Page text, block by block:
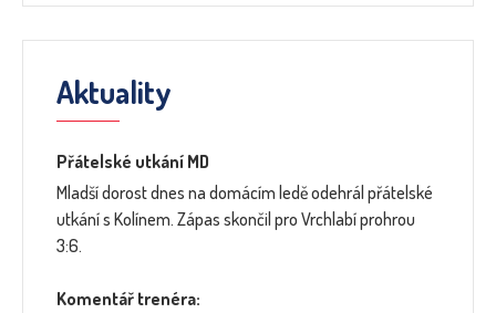
Aktuality
Přátelské utkání MD
Mladší dorost dnes na domácím ledě odehrál přátelské
utkání s Kolínem. Zápas skončil pro Vrchlabí prohrou
3:6.
Komentář trenéra: